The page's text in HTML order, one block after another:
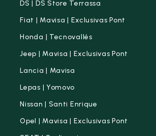
DS | DS Store Terrassa
Fiat | Mavisa | Exclusivas Pont
Honda | Tecnovallés
Jeep | Mavisa | Exclusivas Pont
Lancia | Mavisa
Lepas | Yomovo
Nissan | Santi Enrique
Opel | Mavisa | Exclusivas Pont